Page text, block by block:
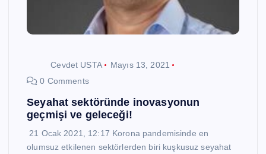
Cevdet USTA
Mayıs 13, 2021
0 Comments
Seyahat sektöründe inovasyonun
geçmişi ve geleceği!
21 Ocak 2021, 12:17 Korona pandemisinde en
olumsuz etkilenen sektörlerden biri kuşkusuz seyahat